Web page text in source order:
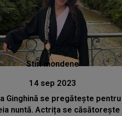
Stiri mondene
14 sep 2023
Ginghină se pregătește pentru
nuntă. Actrița se căsătorește